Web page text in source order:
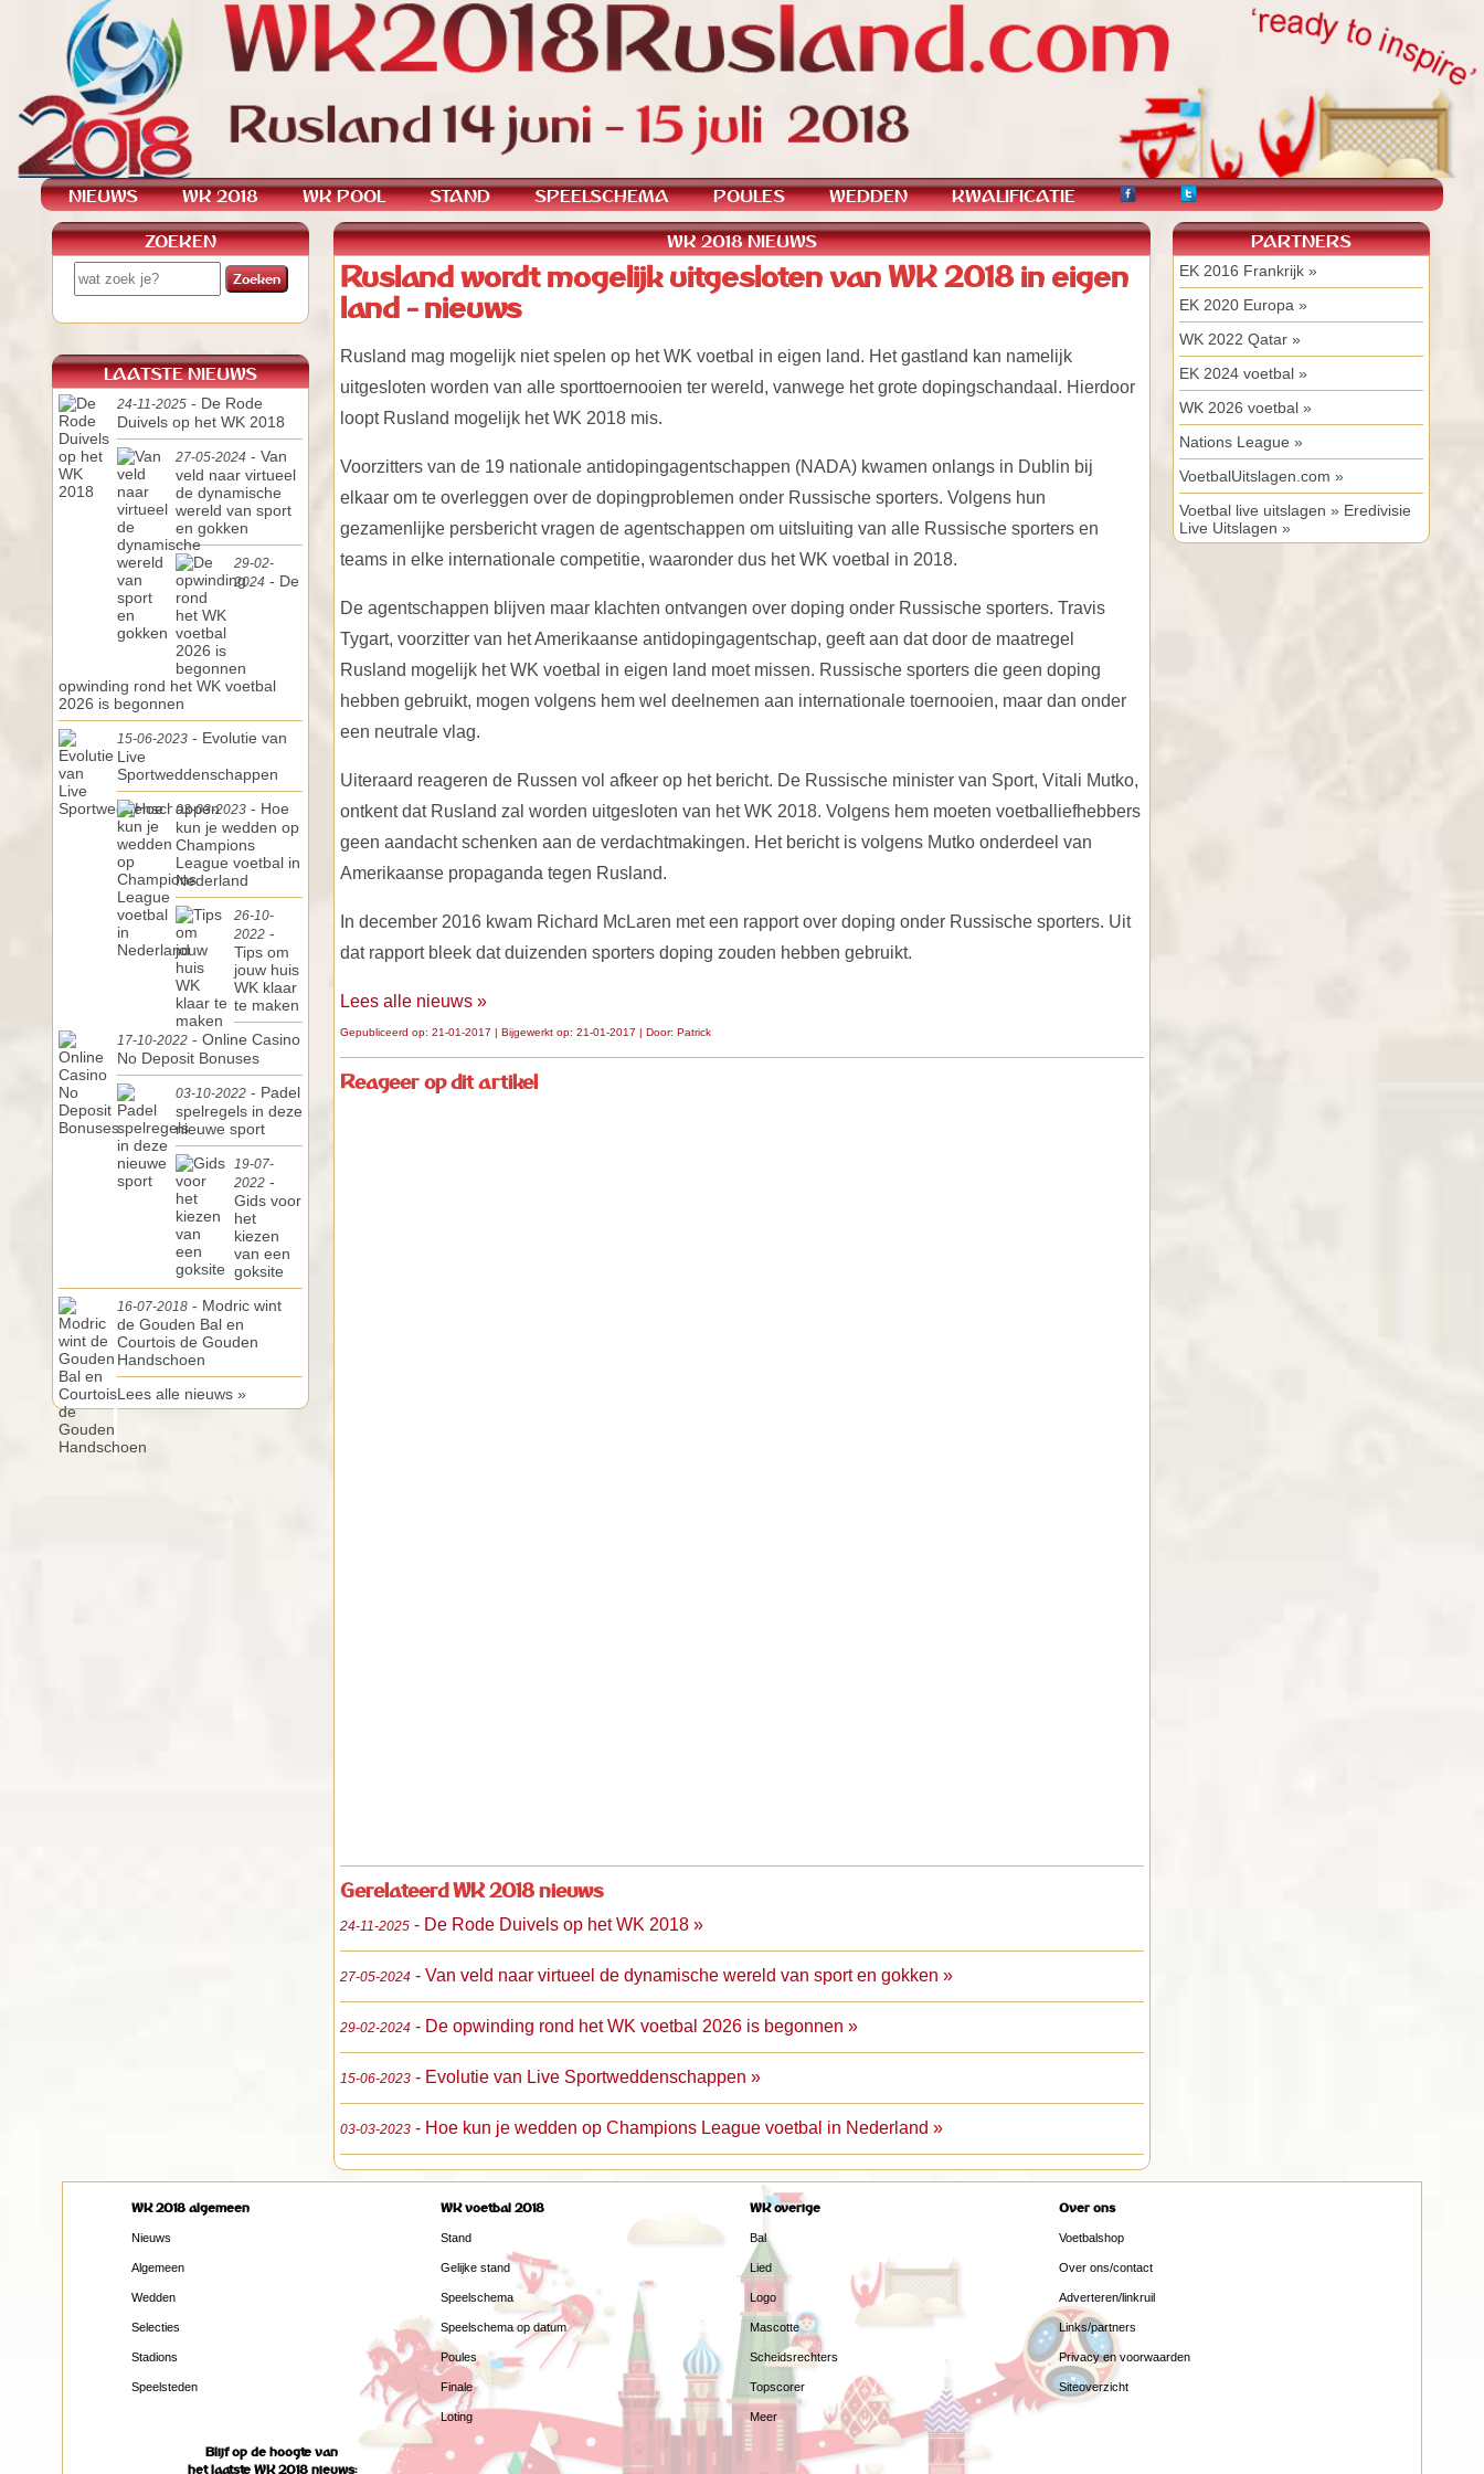
WK 2018 NIEUWS
Rusland wordt mogelijk uitgesloten van WK 2018 in eigen
land - nieuws
Rusland mag mogelijk niet spelen op het WK voetbal in eigen land. Het gastland kan namelijk
uitgesloten worden van alle sporttoernooien ter wereld, vanwege het grote dopingschandaal. Hierdoor
loopt Rusland mogelijk het WK 2018 mis.
Voorzitters van de 19 nationale antidopingagentschappen (NADA) kwamen onlangs in Dublin bij
elkaar om te overleggen over de dopingproblemen onder Russische sporters. Volgens hun
gezamenlijke persbericht vragen de agentschappen om uitsluiting van alle Russische sporters en
teams in elke internationale competitie, waaronder dus het WK voetbal in 2018.
De agentschappen blijven maar klachten ontvangen over doping onder Russische sporters. Travis
Tygart, voorzitter van het Amerikaanse antidopingagentschap, geeft aan dat door de maatregel
Rusland mogelijk het WK voetbal in eigen land moet missen. Russische sporters die geen doping
hebben gebruikt, mogen volgens hem wel deelnemen aan internationale toernooien, maar dan onder
een neutrale vlag.
Uiteraard reageren de Russen vol afkeer op het bericht. De Russische minister van Sport, Vitali Mutko,
ontkent dat Rusland zal worden uitgesloten van het WK 2018. Volgens hem moeten voetballiefhebbers
geen aandacht schenken aan de verdachtmakingen. Het bericht is volgens Mutko onderdeel van
Amerikaanse propaganda tegen Rusland.
In december 2016 kwam Richard McLaren met een rapport over doping onder Russische sporters. Uit
dat rapport bleek dat duizenden sporters doping zouden hebben gebruikt.
Lees alle nieuws »
Gepubliceerd op: 21-01-2017 | Bijgewerkt op: 21-01-2017 | Door: Patrick
Reageer op dit artikel
Gerelateerd WK 2018 nieuws
24-11-2025 - De Rode Duivels op het WK 2018 »
27-05-2024 - Van veld naar virtueel de dynamische wereld van sport en gokken »
29-02-2024 - De opwinding rond het WK voetbal 2026 is begonnen »
15-06-2023 - Evolutie van Live Sportweddenschappen »
03-03-2023 - Hoe kun je wedden op Champions League voetbal in Nederland »
ZOEKEN
LAATSTE NIEUWS
24-11-2025 - De Rode
Duivels op het WK 2018
27-05-2024 - Van
veld naar virtueel
de dynamische
wereld van sport
en gokken
29-02-
2024 - De
opwinding rond het WK voetbal
2026 is begonnen
15-06-2023 - Evolutie van
Live
Sportweddenschappen
03-03-2023 - Hoe
kun je wedden op
Champions
League voetbal in
Nederland
26-10-
2022 -
Tips om
jouw huis
WK klaar
te maken
17-10-2022 - Online Casino
No Deposit Bonuses
03-10-2022 - Padel
spelregels in deze
nieuwe sport
19-07-
2022 -
Gids voor
het
kiezen
van een
goksite
16-07-2018 - Modric wint
de Gouden Bal en
Courtois de Gouden
Handschoen
Lees alle nieuws »
PARTNERS
EK 2016 Frankrijk »
EK 2020 Europa »
WK 2022 Qatar »
EK 2024 voetbal »
WK 2026 voetbal »
Nations League »
VoetbalUitslagen.com »
Voetbal live uitslagen » Eredivisie
Live Uitslagen »
NIEUWS WK 2018 WK POOL STAND SPEELSCHEMA POULES WEDDEN KWALIFICATIE
WK 2018 algemeen
Nieuws
Algemeen
Wedden
Selecties
Stadions
Speelsteden
WK voetbal 2018
Stand
Gelijke stand
Speelschema
Speelschema op datum
Poules
Finale
Loting
WK overige
Bal
Lied
Logo
Mascotte
Scheidsrechters
Topscorer
Meer
Over ons
Voetbalshop
Over ons/contact
Adverteren/linkruil
Links/partners
Privacy en voorwaarden
Siteoverzicht
Blijf op de hoogte van
het laatste WK 2018 nieuws: